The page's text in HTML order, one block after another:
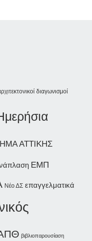
διαγωνισμοί
ΑΤΤΙΚΗΣ
ΕΜΠ
Νέο ΔΣ επαγγελματικά
βιβλιοπαρουσίαση